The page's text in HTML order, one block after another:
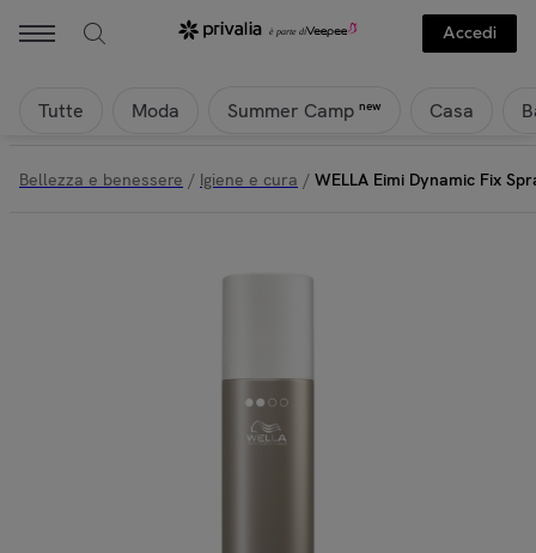
Accedi
Tutte Moda Summer Camp new Casa
Bellezza e benessere / Igiene e cura / WELLA Eimi Dynamic Fix